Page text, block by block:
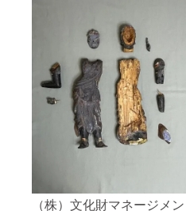
す。所有者に返却された不
動三尊像は、以前に安置さ
れていた澤山地区の小さな
お堂（洞の不動尊）に戻さ
れています。
するに先立って、不動明王
三尊像の開眼供養がおこな
われました。開眼供養は大
念寺様のご厚意で同寺にて
おこなっていただき、関係
者が参列しました。開眼さ
ただき、岩手県立博物館・
（株）文化財マネージメン